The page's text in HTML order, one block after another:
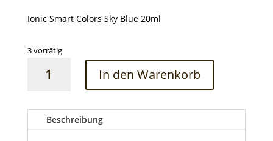
Ionic Smart Colors Sky Blue 20ml
3 vorrätig
Smart
In den Warenkorb
Beschreibung